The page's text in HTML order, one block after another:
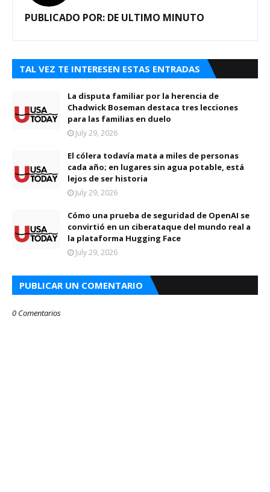
PUBLICADO POR: DE ULTIMO MINUTO
TAL VEZ TE INTERESEN ESTAS ENTRADAS
La disputa familiar por la herencia de
Chadwick Boseman destaca tres lecciones
para las familias en duelo
July 29, 2026
El cólera todavía mata a miles de personas
cada año; en lugares sin agua potable, está
lejos de ser historia
July 29, 2026
Cómo una prueba de seguridad de OpenAI se
convirtió en un ciberataque del mundo real a
la plataforma Hugging Face
July 29, 2026
PUBLICAR UN COMENTARIO
0 Comentarios